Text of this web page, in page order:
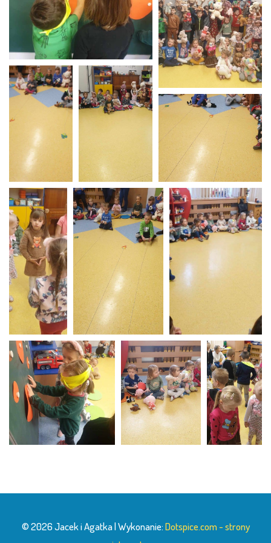
© 2026 Jacek i Agatka | Wykonanie:Dotspice.com - strony